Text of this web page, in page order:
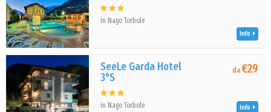
in Nago Torbole
Info
SeeLe Garda Hotel
3*S
in Nago Torbole
da€29
Info